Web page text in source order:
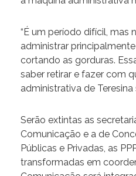
“É um período difícil, mas
administrar
cortando as gorduras.
saber retirar e fazer com
administrativa de Teresina
Serão extintas as
Comunicação e a de
Públicas e Privadas, as
transformadas em